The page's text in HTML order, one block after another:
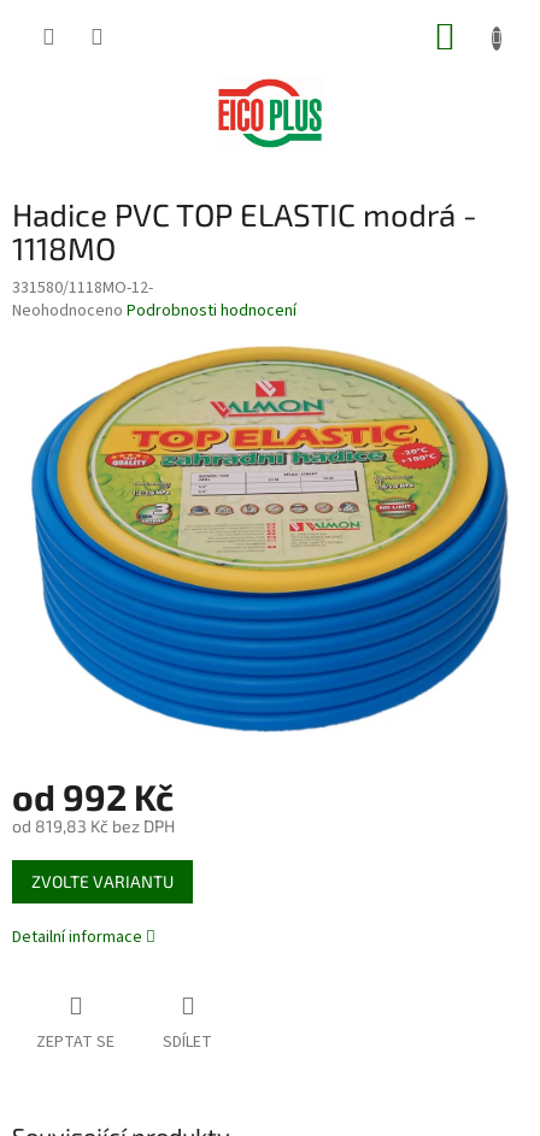
Hadice PVC TOP ELASTIC modrá -
1118MO
331580/1118MO-12-
Průměrné
hvězdiček.
Neohodnoceno Podrobnosti hodnocení
od 992 Kč
od 819,83 Kč bez DPH
Měrná
cena:
ZVOLTE VARIANTU
Detailní informace
ZEPTAT SE SDÍLET